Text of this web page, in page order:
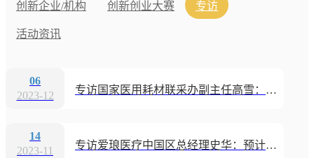
创新企业/机构 创新创业大赛 专访
活动资讯
06
2023-12
专访国家医用耗材联采办副主任高雪：集采推动更多企业拿新注册证
14
2023-11
专访爱琅医疗中国区总经理史华：预计到明年六成以上产品可本土化生产